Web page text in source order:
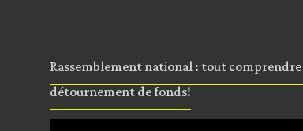
Rassemblement national : tout
détournement de fonds!